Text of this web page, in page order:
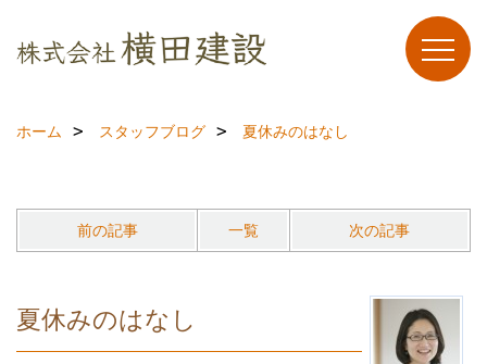
ホーム スタッフブログ 夏休みのはなし
前の記事 一覧 次の記事
夏休みのはなし